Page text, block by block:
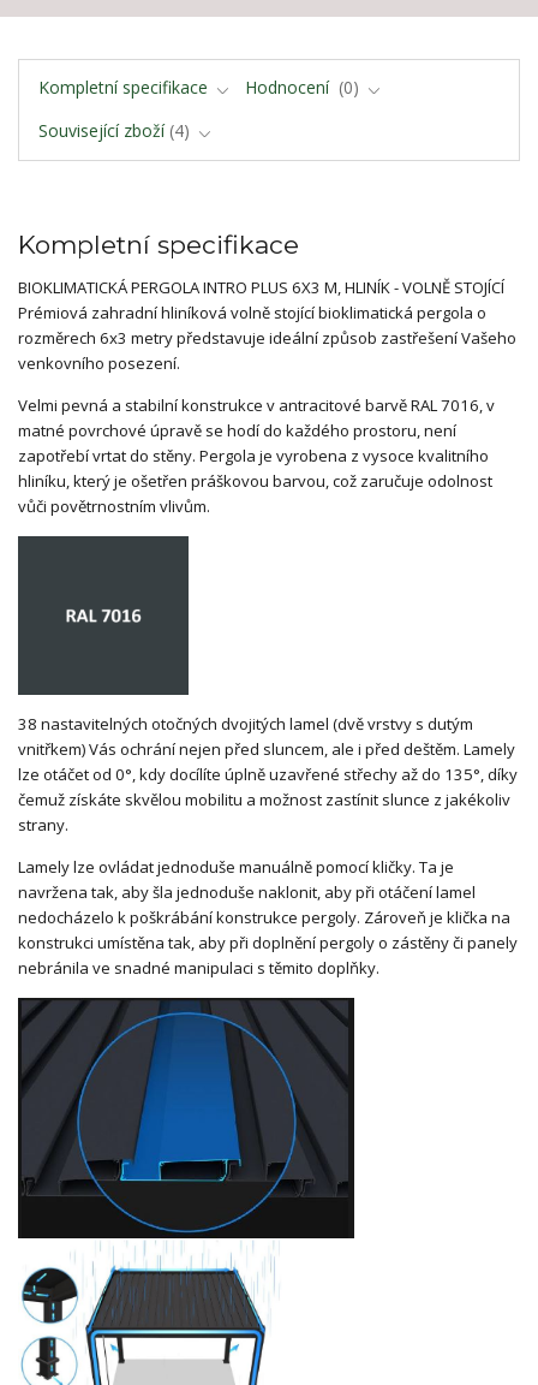
Kompletní specifikace Hodnocení
0
Související zboží 4
Kompletní specifikace
BIOKLIMATICKÁ PERGOLA INTRO PLUS 6X3 M, HLINÍK - VOLNĚ STOJÍCÍ
Prémiová zahradní hliníková volně stojící bioklimatická pergola o
rozměrech 6x3 metry představuje ideální způsob zastřešení Vašeho
venkovního posezení.
Velmi pevná a stabilní konstrukce v antracitové barvě RAL 7016, v
matné povrchové úpravě se hodí do každého prostoru, není
zapotřebí vrtat do stěny. Pergola je vyrobena z vysoce kvalitního
hliníku, který je ošetřen práškovou barvou, což zaručuje odolnost
vůči povětrnostním vlivům.
38 nastavitelných otočných dvojitých lamel (dvě vrstvy s dutým
vnitřkem) Vás ochrání nejen před sluncem, ale i před deštěm. Lamely
lze otáčet od 0°, kdy docílíte úplně uzavřené střechy až do 135°, díky
čemuž získáte skvělou mobilitu a možnost zastínit slunce z jakékoliv
strany.
Lamely lze ovládat jednoduše manuálně pomocí kličky. Ta je
navržena tak, aby šla jednoduše naklonit, aby při otáčení lamel
nedocházelo k poškrábání konstrukce pergoly. Zároveň je klička na
konstrukci umístěna tak, aby při doplnění pergoly o zástěny či panely
nebránila ve snadné manipulaci s těmito doplňky.